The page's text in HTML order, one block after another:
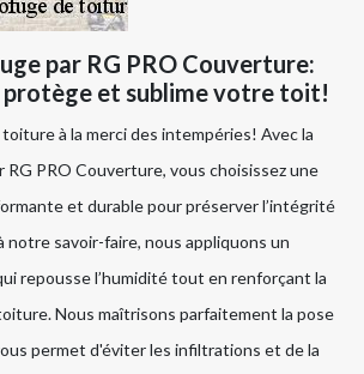
par RG PRO Couverture:
protège et sublime votre toit!
à la merci des intempéries! Avec la
RG PRO Couverture, vous choisissez une
et durable pour préserver l’intégrité
notre savoir-faire, nous appliquons un
repousse l’humidité tout en renforçant la
Nous maîtrisons parfaitement la pose
permet d'éviter les infiltrations et de la